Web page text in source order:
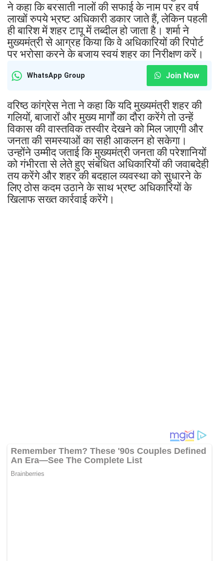
ने कहा कि बरसाती नालों की सफाई के नाम पर हर वर्ष
लाखों रुपये भ्रष्ट अधिकारी डकार जाते हैं, लेकिन पहली
ही बारिश में शहर टापू में तब्दील हो जाता है। शर्मा ने
मुख्यमंत्री से आग्रह किया कि वे अधिकारियों की रिपोर्ट
पर भरोसा करने के बजाय स्वयं शहर का निरीक्षण करें।
WhatsApp Group Join Now
वरिष्ठ कांग्रेस नेता ने कहा कि यदि मुख्यमंत्री शहर की
गलियों, बाजारों और मुख्य मार्गों का दौरा करेंगे तो उन्हें
विकास की वास्तविक तस्वीर देखने को मिल जाएगी और
जनता की समस्याओं का सही आकलन हो सकेगा।
उन्होंने उम्मीद जताई कि मुख्यमंत्री जनता की परेशानियों
को गंभीरता से लेते हुए संबंधित अधिकारियों की जवाबदेही
तय करेंगे और शहर की बदहाल व्यवस्था को सुधारने के
लिए ठोस कदम उठाने के साथ भ्रष्ट अधिकारियों के
खिलाफ सख्त कार्रवाई करेंगे।